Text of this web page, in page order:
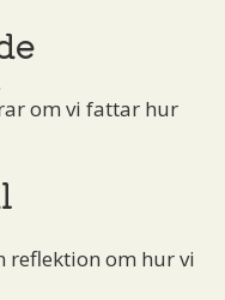
om vi fattar hur
reflektion om hur vi